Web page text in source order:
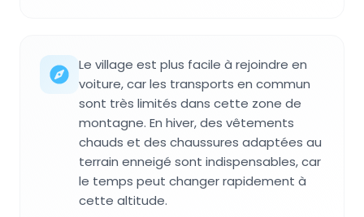
Le village est plus facile à rejoindre en
voiture, car les transports en commun
sont très limités dans cette zone de
montagne. En hiver, des vêtements
chauds et des chaussures adaptées au
terrain enneigé sont indispensables, car
le temps peut changer rapidement à
cette altitude.